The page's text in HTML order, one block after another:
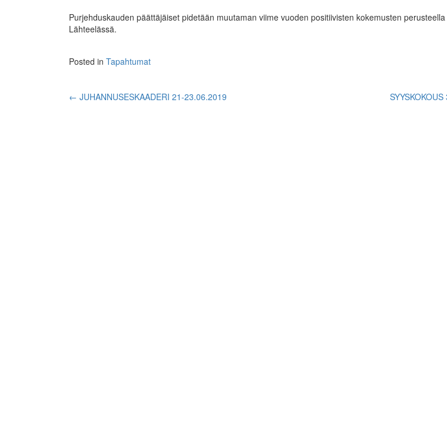
Purjehduskauden päättäjäiset pidetään muutaman viime vuoden positiivisten kokemusten
Lähteelässä.
Posted in Tapahtumat
Post
← JUHANNUSESKAADERI 21-23.06.2019